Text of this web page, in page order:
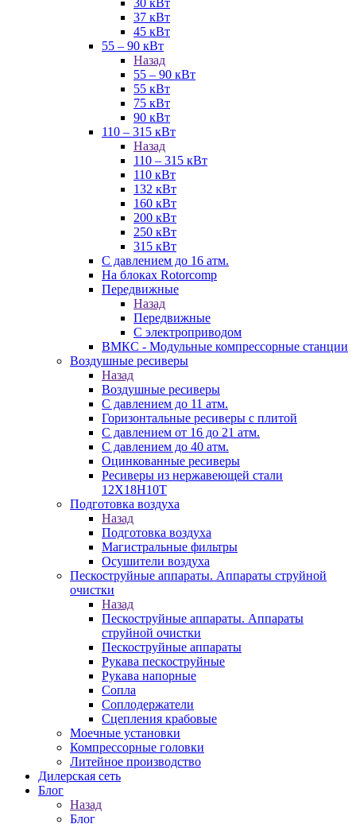
30 кВт
37 кВт
45 кВт
55 – 90 кВт
Назад
55 – 90 кВт
55 кВт
75 кВт
90 кВт
110 – 315 кВт
Назад
110 – 315 кВт
110 кВт
132 кВт
160 кВт
200 кВт
250 кВт
315 кВт
С давлением до 16 атм.
На блоках Rotorcomp
Передвижные
Назад
Передвижные
С электроприводом
ВМКС - Модульные компрессорные станции
Воздушные ресиверы
Назад
Воздушные ресиверы
С давлением до 11 атм.
Горизонтальные ресиверы с плитой
С давлением от 16 до 21 атм.
С давлением до 40 атм.
Оцинкованные ресиверы
Ресиверы из нержавеющей стали
12Х18Н10Т
Подготовка воздуха
Назад
Подготовка воздуха
Магистральные фильтры
Осушители воздуха
Пескоструйные аппараты. Аппараты струйной
очистки
Назад
Пескоструйные аппараты. Аппараты
струйной очистки
Пескоструйные аппараты
Рукава пескоструйные
Рукава напорные
Сопла
Соплодержатели
Сцепления крабовые
Моечные установки
Компрессорные головки
Литейное производство
Дилерская сеть
Блог
Назад
Блог